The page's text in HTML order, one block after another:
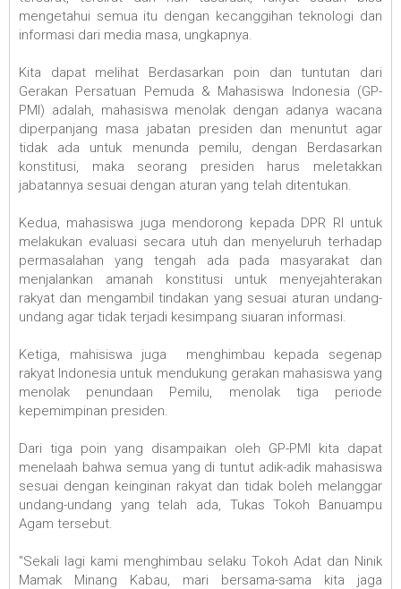
mengetahui semua itu dengan kecanggihan teknologi dan
informasi dari media masa, ungkapnya.
Kita dapat melihat Berdasarkan poin dan tuntutan dari
Gerakan Persatuan Pemuda & Mahasiswa Indonesia (GP-
PMI) adalah, mahasiswa menolak dengan adanya wacana
diperpanjang masa jabatan presiden dan menuntut agar
tidak ada untuk menunda pemilu, dengan Berdasarkan
konstitusi, maka seorang presiden harus meletakkan
jabatannya sesuai dengan aturan yang telah ditentukan.
Kedua, mahasiswa juga mendorong kepada DPR RI untuk
melakukan evaluasi secara utuh dan menyeluruh terhadap
permasalahan yang tengah ada pada masyarakat dan
menjalankan amanah konstitusi untuk menyejahterakan
rakyat dan mengambil tindakan yang sesuai aturan undang-
undang agar tidak terjadi kesimpang siuaran informasi.
Ketiga, mahisiswa juga menghimbau kepada segenap
rakyat Indonesia untuk mendukung gerakan mahasiswa yang
menolak penundaan Pemilu, menolak tiga periode
kepemimpinan presiden.
Dari tiga poin yang disampaikan oleh GP-PMI kita dapat
menelaah bahwa semua yang di tuntut adik-adik mahasiswa
sesuai dengan keinginan rakyat dan tidak boleh melanggar
undang-undang yang telah ada, Tukas Tokoh Banuampu
Agam tersebut.
"Sekali lagi kami menghimbau selaku Tokoh Adat dan Ninik
Mamak Minang Kabau, mari bersama-sama kita jaga